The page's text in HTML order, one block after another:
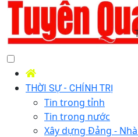
THỜI SỰ - CHÍNH TRỊ
Tin trong tỉnh
Tin trong nước
Xây dựng Đảng -